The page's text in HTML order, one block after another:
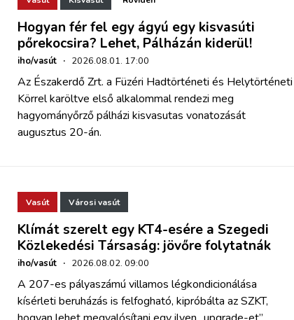
Hogyan fér fel egy ágyú egy kisvasúti
pőrekocsira? Lehet, Pálházán kiderül!
iho/vasút · 2026.08.01. 17:00
Az Északerdő Zrt. a Füzéri Hadtörténeti és Helytörténeti
Körrel karöltve első alkalommal rendezi meg
hagyományőrző pálházi kisvasutas vonatozását
augusztus 20-án.
Vasút Városi vasút
Klímát szerelt egy KT4-esére a Szegedi
Közlekedési Társaság: jövőre folytatnák
iho/vasút · 2026.08.02. 09:00
A 207-es pályaszámú villamos légkondicionálása
kísérleti beruházás is felfogható, kipróbálta az SZKT,